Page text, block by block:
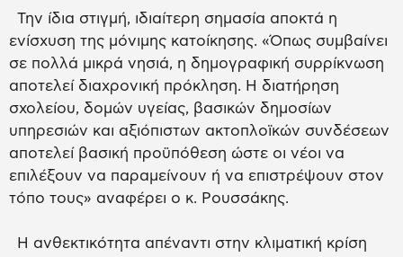
Την ίδια στιγμή, ιδιαίτερη σημασία αποκτά η
ενίσχυση της μόνιμης κατοίκησης. «Όπως συμβαίνει
σε πολλά μικρά νησιά, η δημογραφική συρρίκνωση
αποτελεί διαχρονική πρόκληση. Η διατήρηση
σχολείου, δομών υγείας, βασικών δημοσίων
υπηρεσιών και αξιόπιστων ακτοπλοϊκών συνδέσεων
αποτελεί βασική προϋπόθεση ώστε οι νέοι να
επιλέξουν να παραμείνουν ή να επιστρέψουν στον
τόπο τους» αναφέρει ο κ. Ρουσσάκης.
Η ανθεκτικότητα απέναντι στην κλιματική κρίση